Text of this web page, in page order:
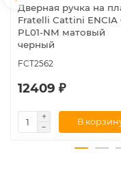
Дверная ручка на
Fratelli Cattini ENCIA
PL01-NM матовый
черный
FCT2562
12409 ₽
В